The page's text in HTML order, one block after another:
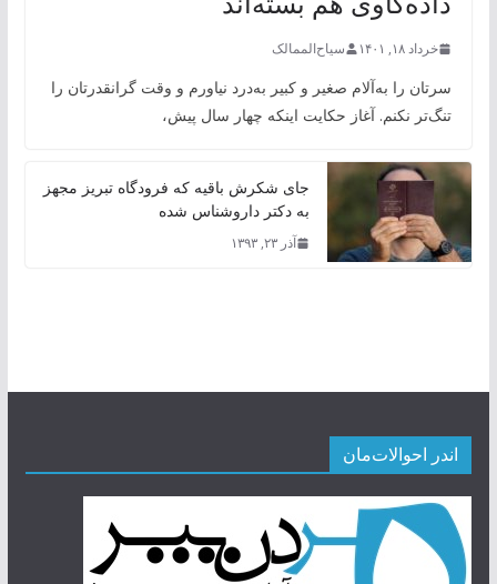
خرداد ۱۸, ۱۴۰۱ سیاح‌الممالک
سرتان را به‌آلام صغیر و کبیر به‌درد نیاورم و وقت گرانقدرتان را
تنگ‌تر نکنم. آغاز حکایت اینکه چهار سال پیش،
جای شکرش باقیه که فرودگاه تبریز مجهز
به دکتر داروشناس شده
آذر ۲۳, ۱۳۹۳
اندر احوالات‌مان